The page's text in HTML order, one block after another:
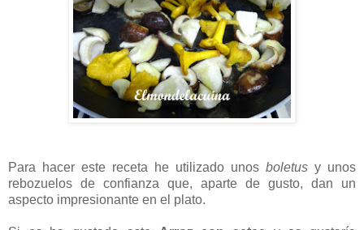
Para hacer este receta he utilizado unos boletus y unos
rebozuelos de confianza que, aparte de gusto, dan un
aspecto impresionante en el plato.